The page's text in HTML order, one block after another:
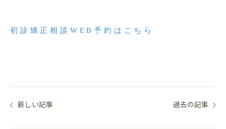
初診矯正相談WEB予約はこちら
新しい記事 過去の記事